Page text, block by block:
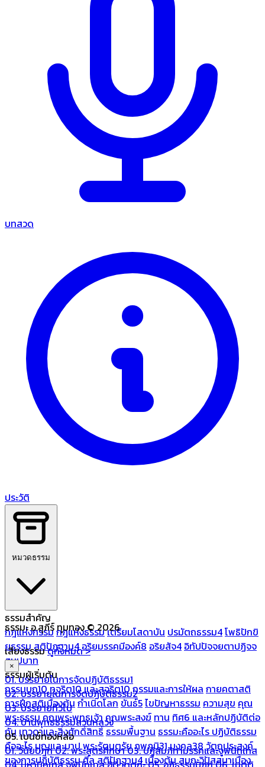
บทสวด
ประวัติ
หมวดธรรม
ธรรมสำคัญ
กฎแห่งกรรมกฎแห่งธรรมเตรียมโสดาบัน ปรมัตถธรรม4โพธิปักขิ
ยธรรมสติปัฏฐาน4อริยมรรคมีองค์8 อริยสัจ4 อิทัปปัจจยตาปฏิจจ
สมุปบาท
ธรรมผู้เริ่มต้น
กรรมบถ10 ทุจริต10 และสุจริต10กรรมและการให้ผล กายคตาสติ
การฝึกสติเบื้องต้นกำเนิดโลกขันธ์5ไขปัญหาธรรม ความสุข คุณ
พระธรรมคุณพระพุทธเจ้าคุณพระสงฆ์ ทาน ทิศ6 และหลักปฏิบัติต่อ
กันเทวดาและสิ่งศักดิ์สิทธิ์ธรรมพื้นฐาน ธรรมะคืออะไร ปฏิบัติธรรม
คืออะไรบุญและบาปพระรัตนตรัยภพภูมิ31 มงคล38 วัตถุประสงค์
ของการปฏิบัติธรรมศีลสติปัฏฐาน4 เบื้องต้นสมถะวิปัสสนาเบื้อง
ธรรมะ อ.สุภีร์ ทุมทอง © 2026
เสียงธรรมดูทั้งหมด >
×
01. บรรยายในการจัดปฏิบัติธรรม1
02. บรรยายในการจัดปฏิบัติธรรม2
03. บรรยายทั่วไป
04. บ้านพุทธธรรมสวนหลวง
05. เบนซ์ทองหล่อ
01. วินัยปิฎก02. พระสูตรศึกษา03. ปฏิสัมภิทามรรคและจูฬนิทเทส